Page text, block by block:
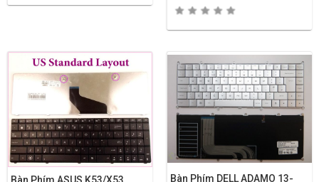
Bàn Phím DELL ADAMO 13-